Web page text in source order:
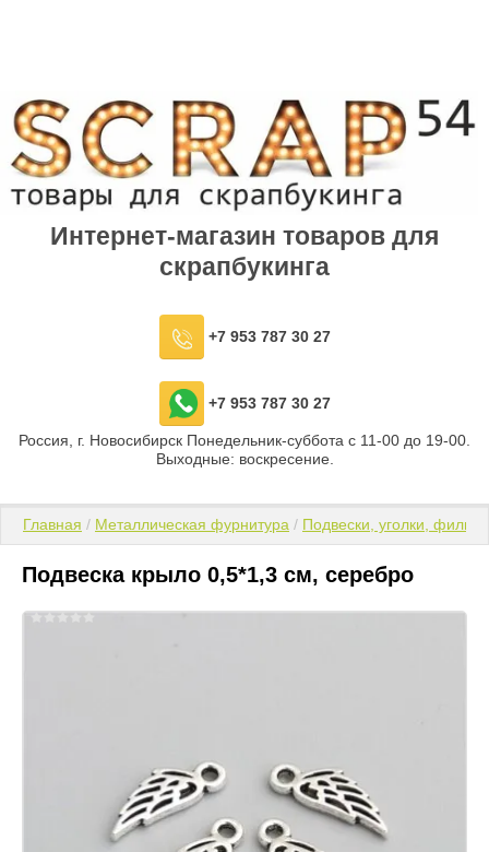
Интернет-магазин товаров для
скрапбукинга
+7 953 787 30 27
+7 953 787 30 27
Россия, г. Новосибирск Понедельник-суббота с 11-00 до 19-00.
Выходные: воскресение.
Главная / Металлическая фурнитура / Подвески, уголки,
Подвеска крыло 0,5*1,3 см, серебро